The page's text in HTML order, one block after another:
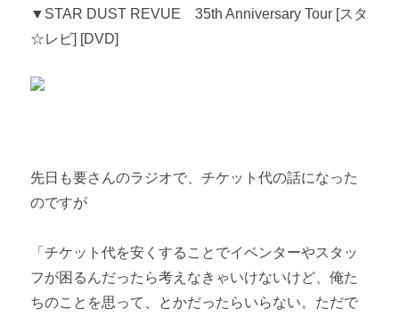
▼STAR DUST REVUE 35th Anniversary Tour [スタ
☆レビ] [DVD]
先日も要さんのラジオで、チケット代の話になった
のですが
「チケット代を安くすることでイベンターやスタッ
フが困るんだったら考えなきゃいけないけど、俺た
ちのことを思って、とかだったらいらない。ただで